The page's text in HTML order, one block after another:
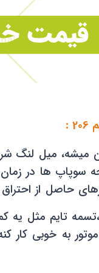
:
میشه، میل
سوپاپ ها در
حاصل از
،تسمه تایم مثل
به خوبی